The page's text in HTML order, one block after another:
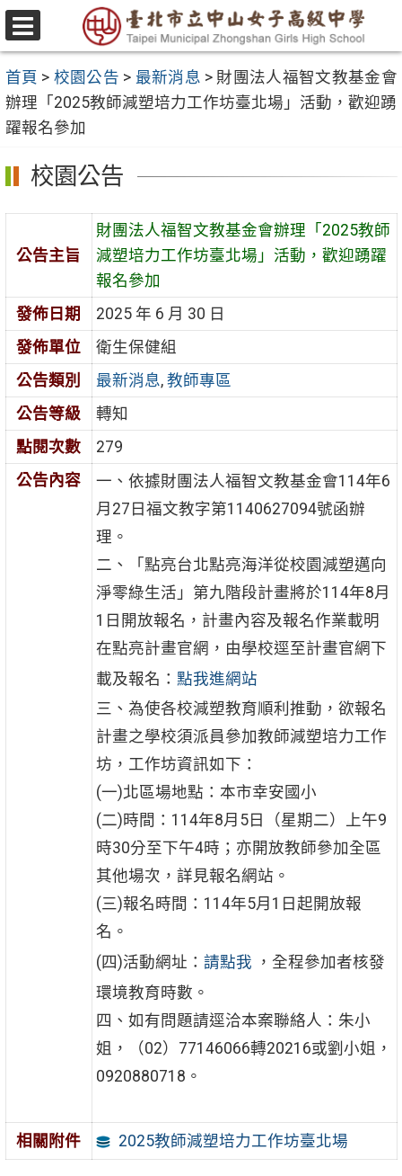
跳
至
要
內
容
區
選
單
首頁 > 校園公告 > 最新消息 > 財團法人福智文教基金會
辦理「2025教師減塑培力工作坊臺北場」活動，歡迎踴
躍報名參加
校園公告
公告主旨
財團法人福智文教基金會辦理「2025教師
減塑培力工作坊臺北場」活動，歡迎踴躍
報名參加
發佈日期
2025 年 6 月 30 日
發佈單位
衛生保健組
公告類別
最新消息, 教師專區
公告等級
轉知
點閱次數
279
公告內容
一、依據財團法人福智文教基金會114年6
月27日福文教字第1140627094號函辦
理。
二、「點亮台北點亮海洋從校園減塑邁向
淨零綠生活」第九階段計畫將於114年8月
1日開放報名，計畫內容及報名作業載明
在點亮計畫官網，由學校逕至計畫官網下
載及報名： 點我進網站
三、為使各校減塑教育順利推動，欲報名
計畫之學校須派員參加教師減塑培力工作
坊，工作坊資訊如下：
(一)北區場地點：本市幸安國小
(二)時間：114年8月5日（星期二）上午9
時30分至下午4時；亦開放教師參加全區
其他場次，詳見報名網站。
(三)報名時間：114年5月1日起開放報
名。
(四)活動網址： 請點我 ，全程參加者核發
環境教育時數。
四、如有問題請逕洽本案聯絡人：朱小
姐，（02）77146066轉20216或劉小姐，
0920880718。
相關附件 2025教師減塑培力工作坊臺北場